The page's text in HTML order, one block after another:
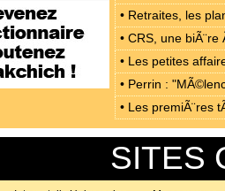
• Retraites, les
• CRS, une
• Les petites
• Perrin :
• Les premiÃ¨res
SITES